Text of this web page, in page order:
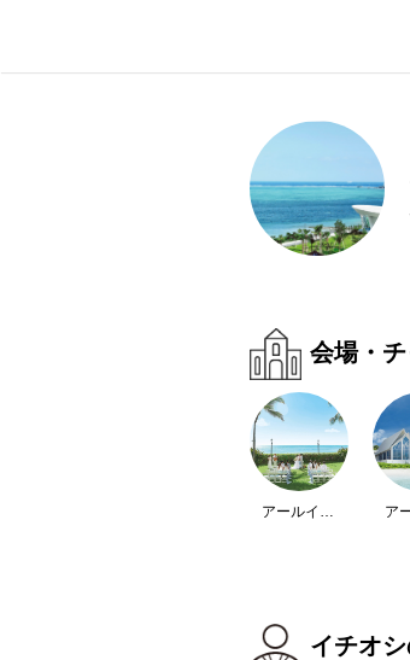
会場・
アールイズ・ウエディング【ハワイ選べる5つのチャペル】
イチオ